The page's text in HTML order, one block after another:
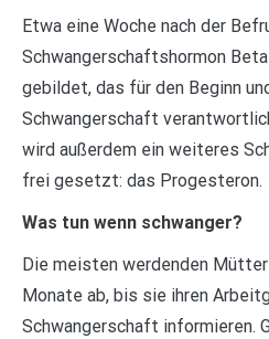
Etwa eine Woche nach der
Schwangerschaftshormon
gebildet, das für den Beginn
Schwangerschaft
wird außerdem ein weiteres
frei gesetzt: das Progesteron.
Was tun wenn schwanger?
Die meisten werdenden
Monate ab, bis sie ihren
Schwangerschaft informieren.